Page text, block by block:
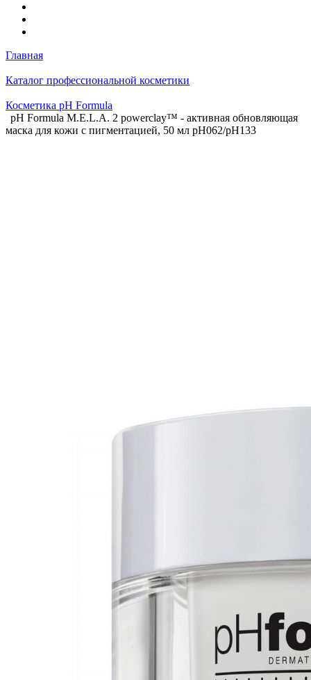
Главная
Каталог профессиональной косметики
Косметика pH Formula
pH Formula M.E.L.A. 2 powerclay™ - активная обновляющая
маска для кожи с пигментацией, 50 мл pH062/pH133